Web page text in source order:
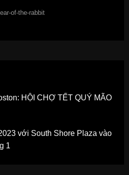
of-the-rabbit
HỘI CHỢ TẾT QUÝ MÃO
với South Shore Plaza vào
1